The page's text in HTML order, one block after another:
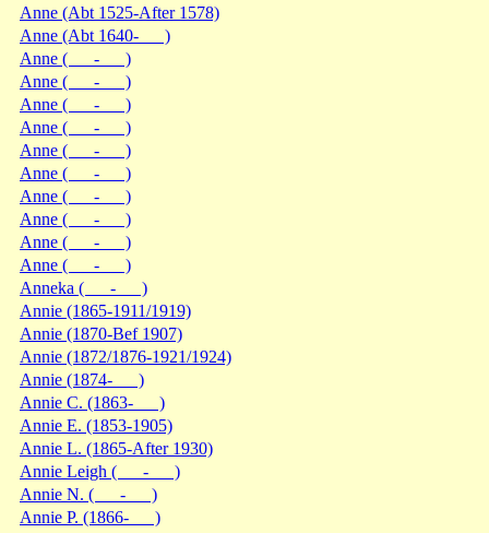
Anne (Abt 1525-After 1578)
Anne (Abt 1640- )
Anne ( - )
Anne ( - )
Anne ( - )
Anne ( - )
Anne ( - )
Anne ( - )
Anne ( - )
Anne ( - )
Anne ( - )
Anne ( - )
Anneka ( - )
Annie (1865-1911/1919)
Annie (1870-Bef 1907)
Annie (1872/1876-1921/1924)
Annie (1874- )
Annie C. (1863- )
Annie E. (1853-1905)
Annie L. (1865-After 1930)
Annie Leigh ( - )
Annie N. ( - )
Annie P. (1866- )